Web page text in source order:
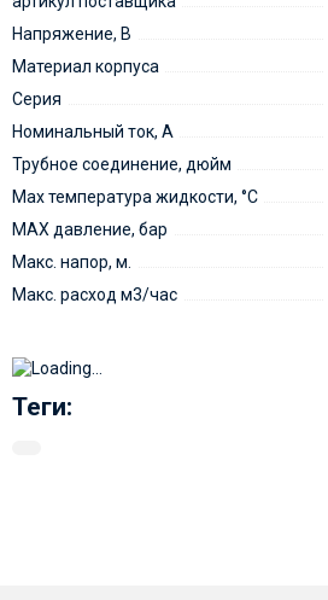
Напряжение, В
Материал корпуса
Серия
Номинальный ток, А
Трубное соединение, дюйм
Мах температура жидкости, °С
MAX давление, бар
Макс. напор, м.
Макс. расход м3/час
Теги: